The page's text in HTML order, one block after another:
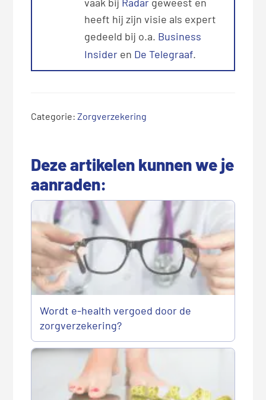
heeft hij zijn visie als expert
gedeeld bij o.a. Business
Insider en De Telegraaf.
Categorie:Zorgverzekering
Deze artikelen kunnen we je
aanraden:
Wordt e-health vergoed door de
zorgverzekering?